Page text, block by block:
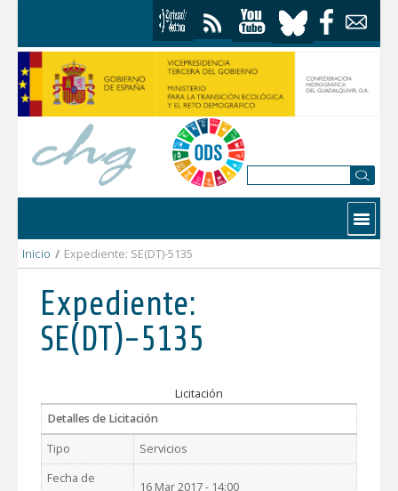
Contactar
Inicio / Expediente: SE(DT)-5135
Expediente:
SE(DT)-5135
Licitación
Detalles de Licitación
Tipo
Servicios
Fecha de
16 Mar 2017 - 14:00